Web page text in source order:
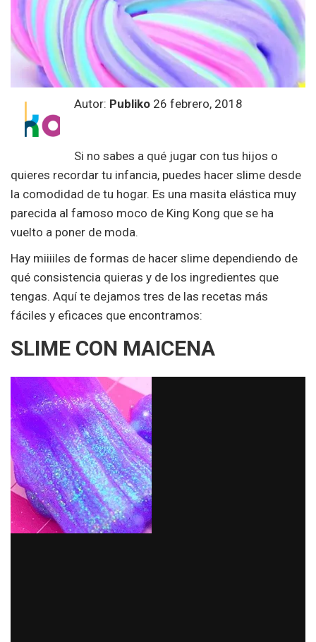
Autor: Publiko 26 febrero, 2018
Si no sabes a qué jugar con tus hijos o
quieres recordar tu infancia, puedes hacer slime desde
la comodidad de tu hogar. Es una masita elástica muy
parecida al famoso moco de King Kong que se ha
vuelto a poner de moda.
Hay miiiiles de formas de hacer slime dependiendo de
qué consistencia quieras y de los ingredientes que
tengas. Aquí te dejamos tres de las recetas más
fáciles y eficaces que encontramos:
SLIME CON MAICENA